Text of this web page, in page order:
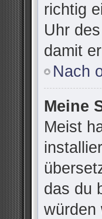
richtig
Uhr
damit
Nach
Meine
Meist
das du
würden